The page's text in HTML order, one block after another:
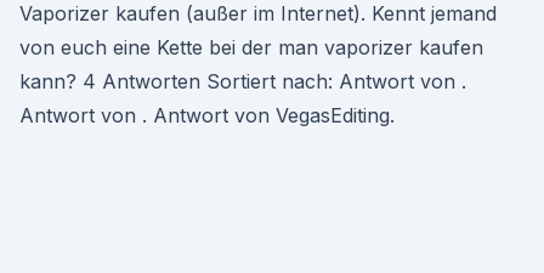
Vaporizer kaufen (außer im Internet). Kennt jemand
von euch eine Kette bei der man vaporizer kaufen
kann? 4 Antworten Sortiert nach: Antwort von .
Antwort von . Antwort von VegasEditing.